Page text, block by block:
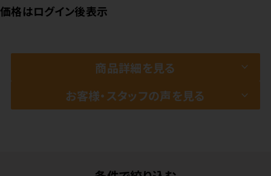
価格はログイン後表示
商品詳細を見る
お客様・スタッフの声を見る